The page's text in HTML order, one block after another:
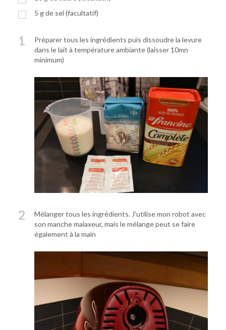
5 gde sel (facultatif)
1
Préparer tous les ingrédients puis dissoudre la levure
dans le lait à température ambiante (laisser 10mn
minimum)
2
Mélanger tous les ingrédients. J’utilise mon robot avec
son manche malaxeur, mais le mélange peut se faire
également à la main